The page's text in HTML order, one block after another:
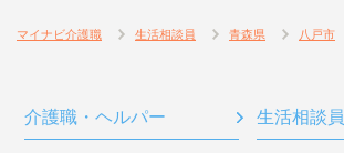
マイナビ介護職 生活相談員 青森県 八戸市
介護職・ヘルパー 生活相談員